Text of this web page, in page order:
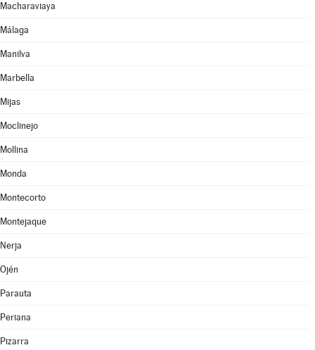
Macharaviaya
Málaga
Manilva
Marbella
Mijas
Moclinejo
Mollina
Monda
Montecorto
Montejaque
Nerja
Ojén
Parauta
Periana
Pizarra